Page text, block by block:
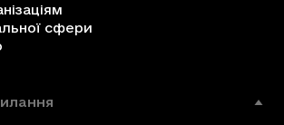
сфери